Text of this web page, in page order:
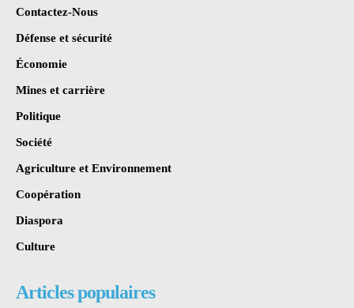
Contactez-Nous
Défense et sécurité
Économie
Mines et carrière
Politique
Société
Agriculture et Environnement
Coopération
Diaspora
Culture
Articles populaires